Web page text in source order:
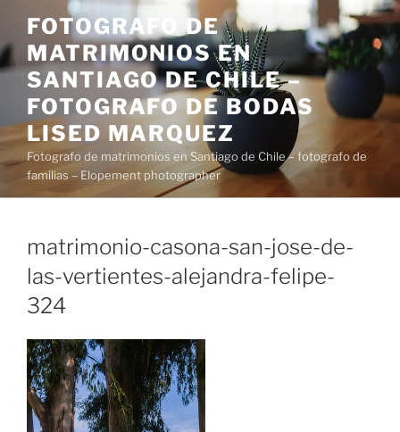
contenido
FOTOGRAFO DE
MATRIMONIOS EN
SANTIAGO DE CHILE –
FOTOGRAFO DE BODAS
LISED MARQUEZ
Fotografo de matrimonios en Santiago de Chile – fotografo de
familias – Elopement photographer
matrimonio-casona-san-jose-de-
las-vertientes-alejandra-felipe-
324